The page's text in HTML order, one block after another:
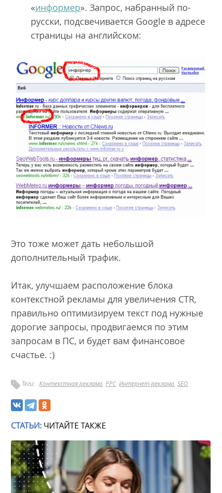
«информер». Запрос, набранный по-
русски, подсвечивается Google в адресе
страницы на английском:
Это тоже может дать небольшой
дополнительный трафик.
Итак, улучшаем расположение блока
контекстной рекламы для увеличения CTR,
правильно оптимизируем текст под нужные
дорогие запросы, продвигаемся по этим
запросам в ПС, и будет вам финансовое
счастье. :)
Теги: Контекстная реклама PPC Интернет-реклама SEO
СТАТЬИ: ЧИТАЙТЕ ТАКЖЕ